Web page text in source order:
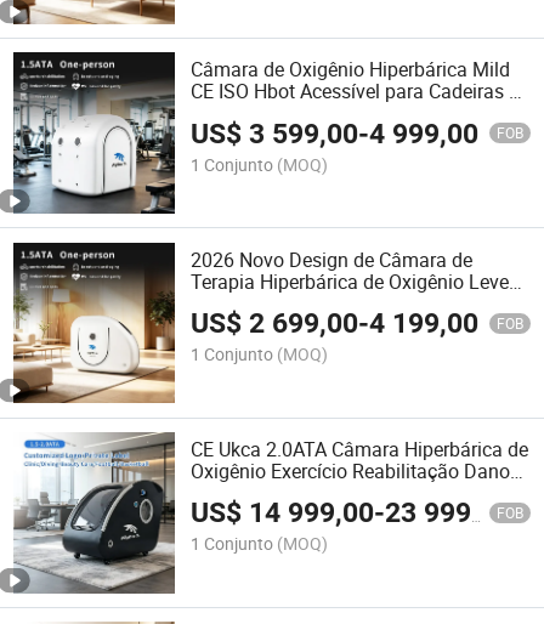
Câmara de Oxigênio Hiperbárica Mild
CE ISO Hbot Acessível para Cadeiras de
US$3 599,00-4 999,00 FOB
1 Conjunto (MOQ)
2026 Novo Design de Câmara de
Terapia Hiperbárica de Oxigênio Leve
1.3~1.5ATA para Clínica SPA Academia
Casa
US$2 699,00-4 199,00 FOB
1 Conjunto (MOQ)
CE Ukca 2.0ATA Câmara Hiperbárica de
Oxigênio Exercício Reabilitação Danos
Cerebrais Terapia do Câncer
US$ 14 999,00-23 999,00 FOB
1 Conjunto (MOQ)